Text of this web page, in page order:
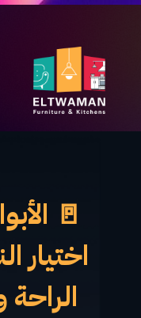
🚪
اختيار
الراحة